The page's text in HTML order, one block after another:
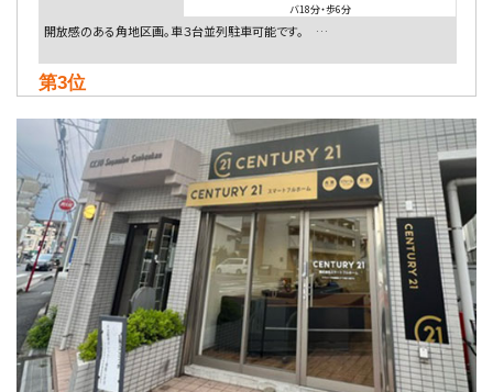
バ18分・歩6分
開放感のある角地区画。車３台並列駐車可能です。 …
第3位
4ＬＤＫ
相模大野駅
バ9分・歩4分
２０１５年６月築、積水ハウス施工住宅です。 南東…
第4位
4,080万円
4ＬＤＫ
淵野辺駅
歩17分
南側道路に面しており日当たり良好。 キッチンから…